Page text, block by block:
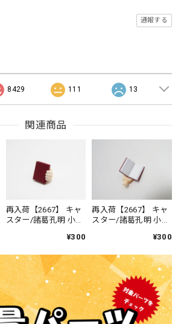
通報する
8429 111 13
関連商品
再入荷【2667】 キャ
スター/諸葛孔明 小物
¥300
再入荷【2667】 キャ
スター/諸葛孔明 小物
¥300